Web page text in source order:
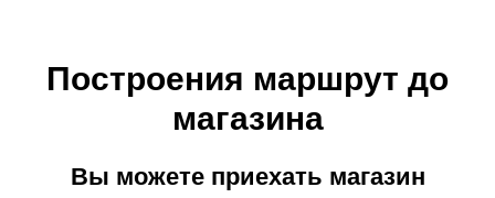
Построения маршрут до
магазина
Вы можете приехать магазин